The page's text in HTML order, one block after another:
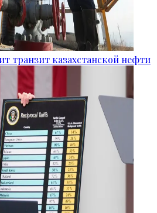
транзит казахстанской нефти